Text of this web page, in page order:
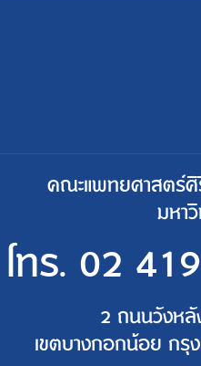
คณะแพทยศาสตร์ศิ
มหา
โทร. 02
2 ถนนวังหลั
เขตบางกอกน้อย กรุ